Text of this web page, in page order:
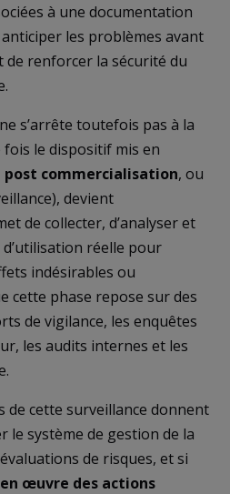
à une documentation
les problèmes avant
de renforcer la sécurité du
s’arrête toutefois pas à la
le dispositif mis en
post commercialisation, ou
devient
de collecter, d’analyser et
réelle pour
indésirables ou
cette phase repose sur des
de vigilance, les enquêtes
les audits internes et les
de cette surveillance donnent
le système de gestion de la
de risques, et si
œuvre des actions